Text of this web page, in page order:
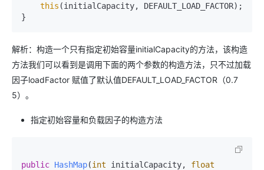
this (initialCapacity, DEFAULT_LOAD_FACTOR);
解析：构造一个只有指定初始容量initialCapacity的方法，该构造
方法我们可以看到是调用下面的两个参数的构造方法，只不过加载
因子loadFactor 赋值了默认值DEFAULT_LOAD_FACTOR（0.7
5）。
指定初始容量和负载因子的构造方法
public HashMap(int initialCapacity, float